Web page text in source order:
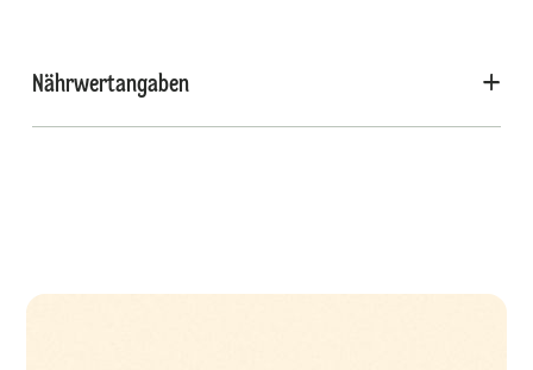
Nährwertangaben